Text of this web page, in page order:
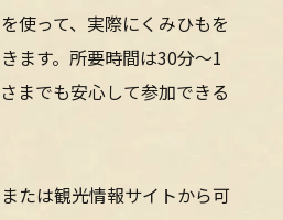
使って、実際にくみひもを
ます。所要時間は30分〜1
までも安心して参加できる
たは観光情報サイトから可